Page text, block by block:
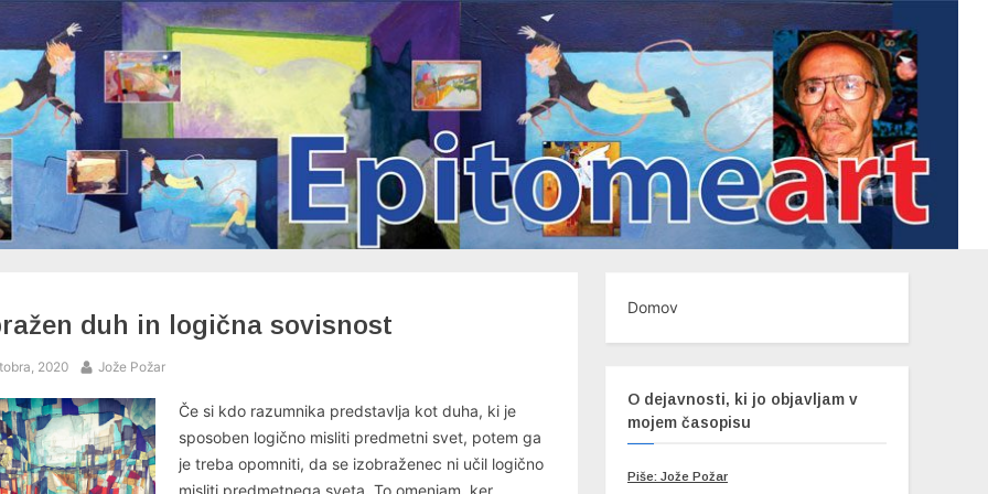
duh in logična sovisnost
2020 By
Jože Požar
Če si kdo razumnika predstavlja kot duha, ki je
sposoben logično misliti predmetni svet, potem ga
je treba opomniti, da se izobraženec ni učil logično
misliti predmetnega sveta. To omenjam, ker
Domov
O dejavnosti, ki jo objavljam v
mojem časopisu
Piše: Jože Požar